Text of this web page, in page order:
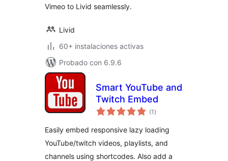
Vimeo to Livid seamlessly.
Livid
60+ instalaciones activas
Probado con 6.9.6
Smart YouTube and
Twitch Embed
(1 valoraciones
en
)
Easily embed responsive lazy loading
YouTube/twitch videos, playlists, and
channels using shortcodes. Also add a